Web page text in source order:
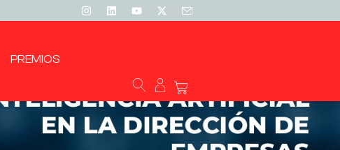
PREMIOS